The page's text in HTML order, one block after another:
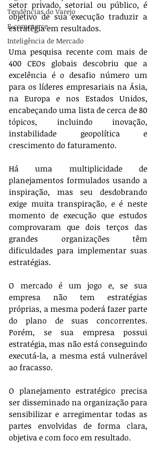
Tendências do Varejo
E-commerce
Inteligência de Mercado
setor privado, setorial ou público, é
objetivo de sua execução traduzir a
estratégia em resultados.
Uma pesquisa recente com mais de
400 CEOs globais descobriu que a
excelência é o desafio número um
para os líderes empresariais na Ásia,
na Europa e nos Estados Unidos,
encabeçando uma lista de cerca de 80
tópicos, incluindo inovação,
instabilidade geopolítica e
crescimento do faturamento.
Há uma multiplicidade de
planejamentos formulados usando a
inspiração, mas seu desdobrando
exige muita transpiração, e é neste
momento de execução que estudos
comprovaram que dois terços das
grandes organizações têm
dificuldades para implementar suas
estratégias.
O mercado é um jogo e, se sua
empresa não tem estratégias
próprias, a mesma poderá fazer parte
do plano de suas concorrentes.
Porém, se sua empresa possui
estratégia, mas não está conseguindo
executá-la, a mesma está vulnerável
ao fracasso.
O planejamento estratégico precisa
ser disseminado na organização para
sensibilizar e arregimentar todas as
partes envolvidas de forma clara,
objetiva e com foco em resultado.